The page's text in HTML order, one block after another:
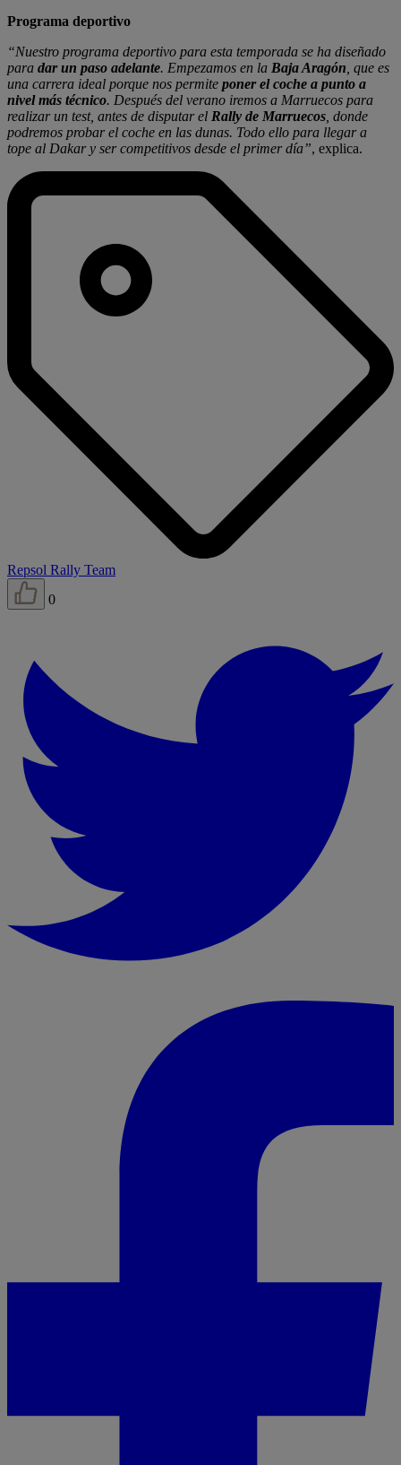
Programa deportivo
“Nuestro programa deportivo para esta temporada se ha diseñado
para dar un paso adelante. Empezamos en la Baja Aragón , que es
una carrera ideal porque nos permite poner el coche a punto a
nivel más técnico. Después del verano iremos a Marruecos para
realizar un test, antes de disputar el Rally de Marruecos , donde
podremos probar el coche en las dunas. Todo ello para llegar a
tope al Dakar y ser competitivos desde el primer día”, explica.
Repsol Rally Team
0